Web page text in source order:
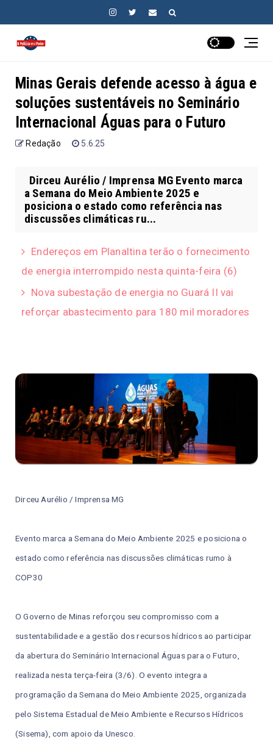
Minas Gerais defende acesso à água e
soluções sustentáveis no Seminário
Internacional Águas para o Futuro
Redação 5.6.25
Dirceu Aurélio / Imprensa MG Evento marca
a Semana do Meio Ambiente 2025 e
posiciona o estado como referência nas
discussões climáticas ru...
Endereços em Planaltina terão o fornecimento
de energia interrompido nesta quinta-feira (6)
Nova subestação de energia no Guará II vai
reforçar abastecimento para 180 mil moradores
Dirceu Aurélio / Imprensa MG
Evento marca a Semana do Meio Ambiente 2025 e posiciona o
estado como referência nas discussões climáticas rumo à
COP30
O Governo de Minas reforçou seu compromisso com a
sustentabilidade e a gestão dos recursos hídricos ao participar
da abertura do Seminário Internacional Águas para o Futuro,
realizada nesta terça-feira (3/6). O evento integra a
programação da Semana do Meio Ambiente 2025, organizada
pelo Sistema Estadual de Meio Ambiente e Recursos Hídricos
(Sisema), com apoio da Unesco.